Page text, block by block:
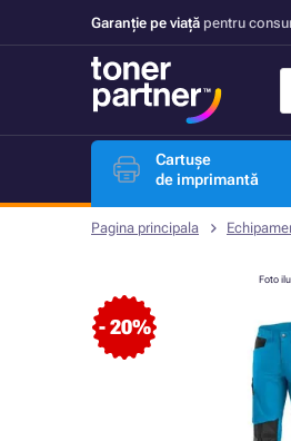
Garanție pe viață pentru
Cartușe
de imprimantă
Pagina principala
- 20%
Foto